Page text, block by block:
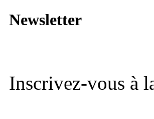
Newsletter
Inscrivez-vous à